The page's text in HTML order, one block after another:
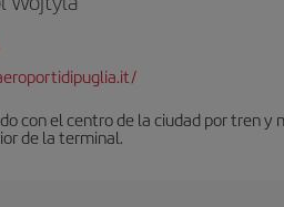
con el centro de la ciudad por tren
de la terminal.